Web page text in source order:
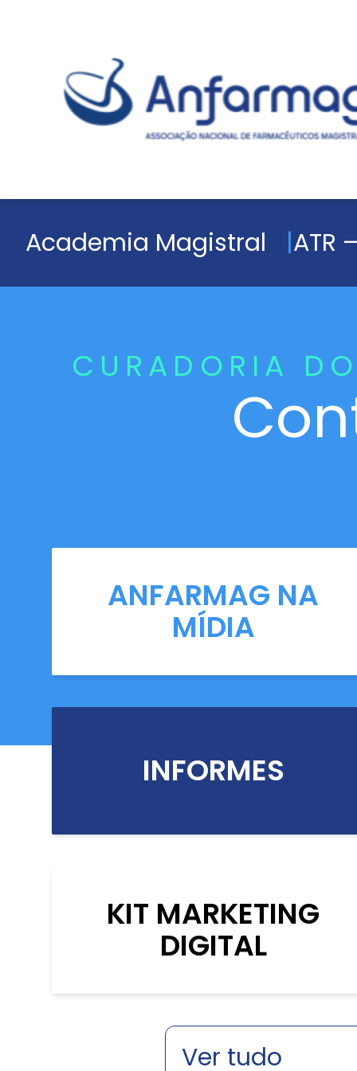
Academia Magistral ATR
CURADORIA
ANFARMAG NA
MÍDIA
INFORMES
KIT MARKETING
DIGITAL